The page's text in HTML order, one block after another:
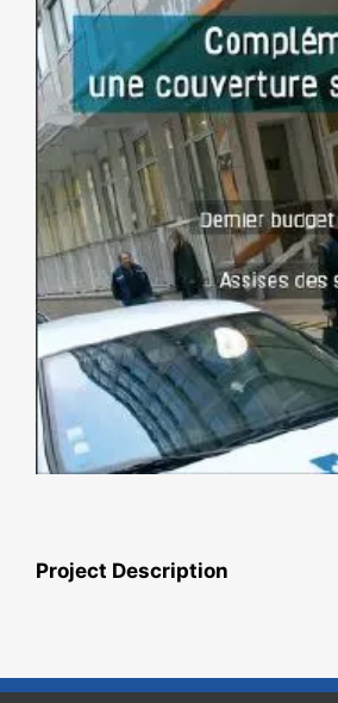
NOS ACTIONS
Project Description